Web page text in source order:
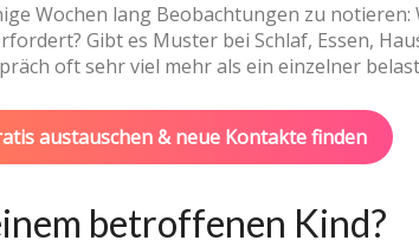
Wochen lang Beobachtungen zu notieren:
Gibt es Muster bei Schlaf, Essen,
oft sehr viel mehr als ein einzelner
austauschen & neue Kontakte finden
betroffenen Kind?